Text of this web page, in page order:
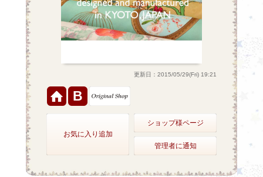
更新日：2015/05/29(Fri) 19:21
B
お気に入り追加
ショップ様ページ
管理者に通知